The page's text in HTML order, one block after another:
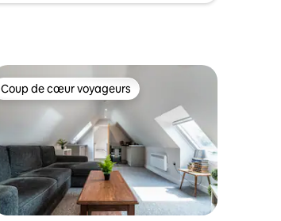
Coup de cœur voyageurs
Coup de cœur voyageurs